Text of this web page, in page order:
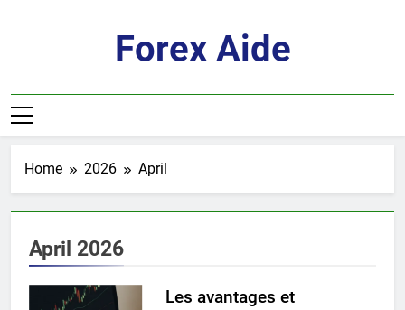
Forex Aide
Home 2026 April
April 2026
Les avantages et